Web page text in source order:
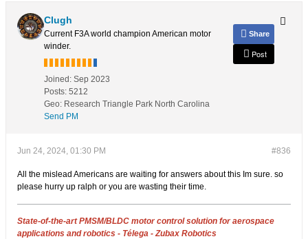
Clugh
Current F3A world champion American motor
winder.
Joined: Sep 2023
Posts: 5212
Geo: Research Triangle Park North Carolina
Send PM
Share
Post
#836
Jun 24, 2024, 01:30 PM
All the mislead Americans are waiting for answers about this Im sure. so
please hurry up ralph or you are wasting their time.
State-of-the-art PMSM/BLDC motor control solution for aerospace
applications and robotics - Télega - Zubax Robotics